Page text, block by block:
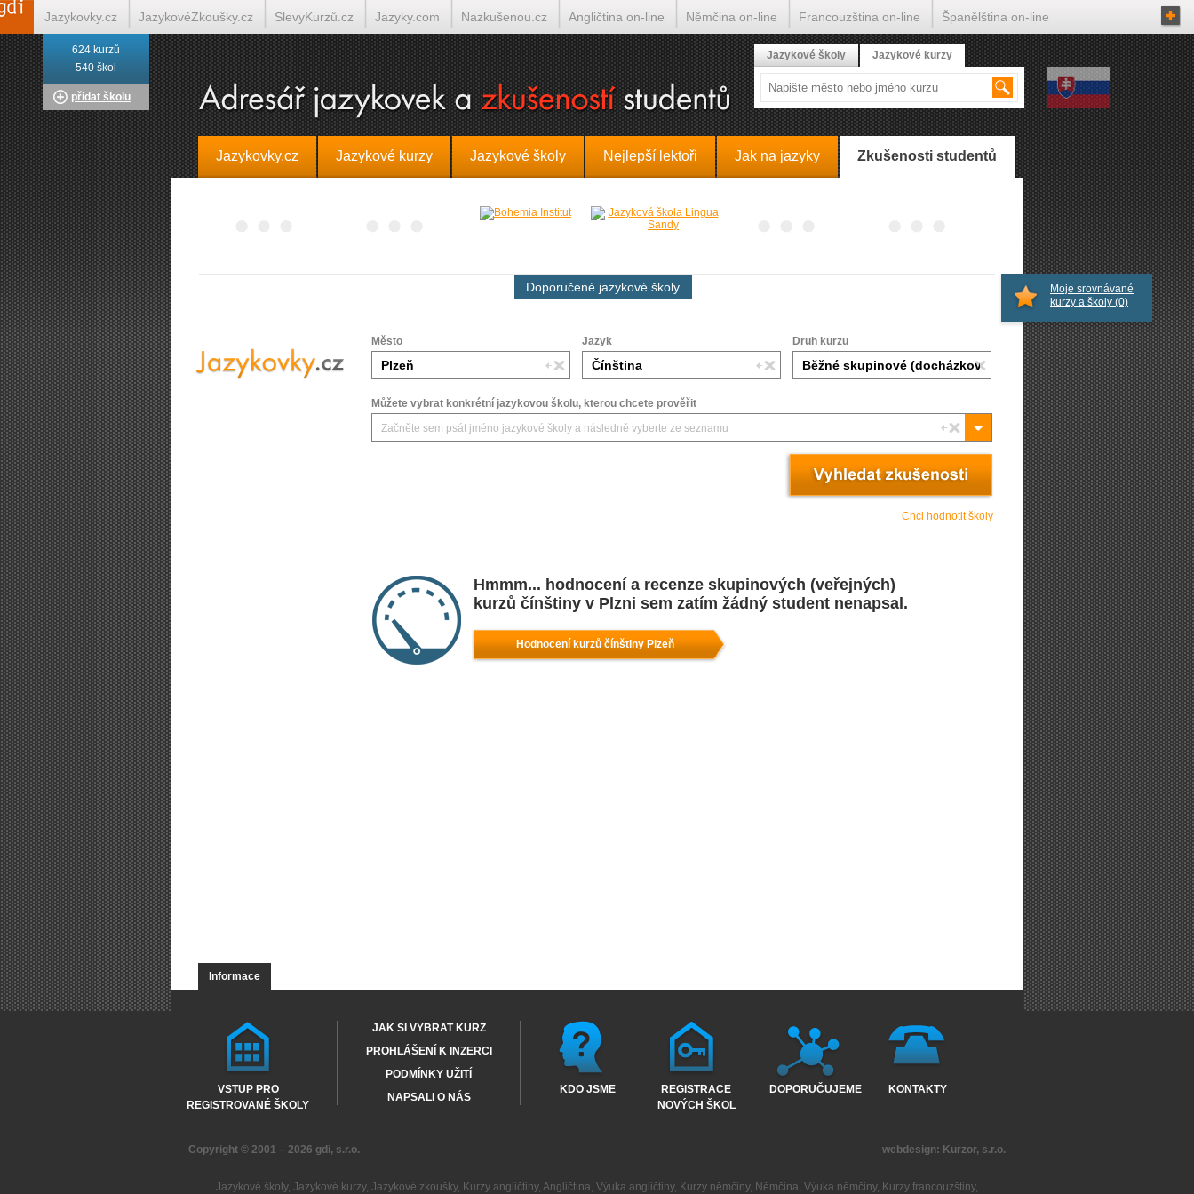
Jazykovky.cz Jazykové kurzy Jazykové školy Nejlepší lektoři Jak na jazyky Zkušenosti studentů
Doporučené jazykové školy
Město Jazyk Druh kurzu
Můžete vybrat konkrétní jazykovou školu, kterou chcete prověřit
Chci hodnotit školy
Hmmm... hodnocení a recenze skupinových (veřejných)
kurzů čínštiny v Plzni sem zatím žádný student nenapsal.
Hodnocení kurzů čínštiny Plzeň
Moje srovnávané
kurzy a školy (0)
624 kurzů
540 škol
přidat školu
Jazykové školy Jazykové kurzy
Informace
VSTUP PRO
REGISTROVANÉ ŠKOLY
JAK SI VYBRAT KURZ
PROHLÁŠENÍ K INZERCI
PODMÍNKY UŽITÍ
NAPSALI O NÁS
KDO JSME
REGISTRACE
NOVÝCH ŠKOL
DOPORUČUJEME KONTAKTY
Copyright © 2001 – 2026 gdi, s.r.o. webdesign: Kurzor, s.r.o.
Jazykové školy, Jazykové kurzy, Jazykové zkoušky, Kurzy angličtiny, Angličtina, Výuka angličtiny, Kurzy němčiny, Němčina, Výuka němčiny, Kurzy francouzštiny,
Jazykovky.cz JazykovéZkoušky.cz SlevyKurzů.cz Jazyky.com Nazkušenou.cz Angličtina on-line Němčina on-line Francouzština on-line Španělština on-line
Italština on-line Tlumočení-Překlady.cz Překládá.cz Tlumočí.cz